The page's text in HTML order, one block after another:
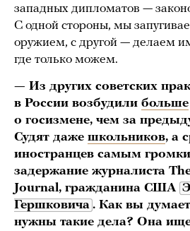
западных дипломатов —
С одной стороны, мы
оружием, с другой — делаем
где только можем.
— Из других советских
в России возбудили больше
о госизмене, чем за
Судят даже школьников, а
иностранцев самым
задержание журналиста
Journal, гражданина США
Гершковича . Как вы
нужны такие дела? Она